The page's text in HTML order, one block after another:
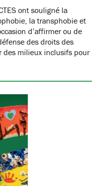
ont souligné la
la transphobie et
d’affirmer ou de
des droits des
des milieux inclusifs pour